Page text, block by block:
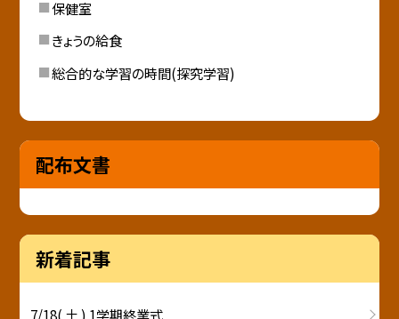
保健室
きょうの給食
総合的な学習の時間(探究学習)
配布文書
新着記事
7/18( 土 ) 1学期終業式